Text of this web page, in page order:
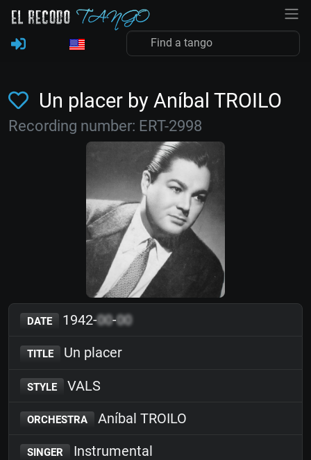
Un placer by Aníbal TROILO
Recording number: ERT-2998
DATE 1942-00-00
TITLE Un placer
STYLE VALS
ORCHESTRA Aníbal TROILO
SINGER Instrumental